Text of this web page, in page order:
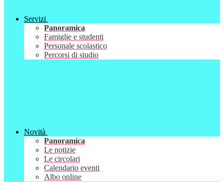
Servizi
Panoramica
Famiglie e studenti
Personale scolastico
Percorsi di studio
Novità
Panoramica
Le notizie
Le circolari
Calendario eventi
Albo online